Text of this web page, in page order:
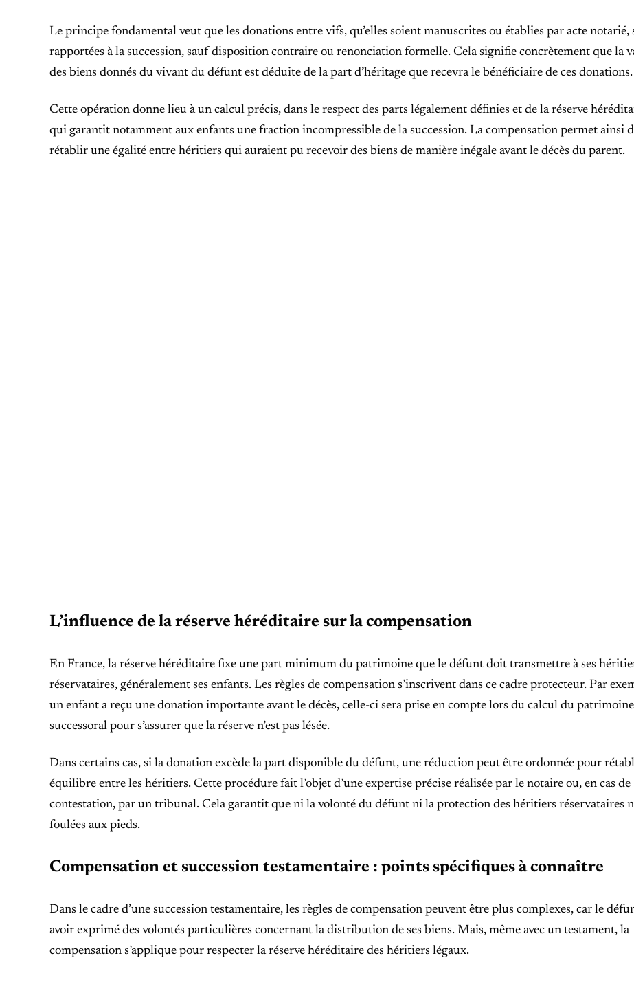
Le principe fondamental veut que les donations entre vifs, qu’elles soient manuscrites ou établies par acte notarié,
rapportées à la succession, sauf disposition contraire ou renonciation formelle. Cela signifie concrètement que la
des biens donnés du vivant du défunt est déduite de la part d’héritage que recevra le bénéficiaire de ces donations.
Cette opération donne lieu à un calcul précis, dans le respect des parts légalement définies et de la réserve
qui garantit notamment aux enfants une fraction incompressible de la succession. La compensation permet ainsi
rétablir une égalité entre héritiers qui auraient pu recevoir des biens de manière inégale avant le décès du parent.
L’influence de la réserve héréditaire sur la compensation
En France, la réserve héréditaire fixe une part minimum du patrimoine que le défunt doit transmettre à ses
réservataires, généralement ses enfants. Les règles de compensation s’inscrivent dans ce cadre protecteur. Par
un enfant a reçu une donation importante avant le décès, celle-ci sera prise en compte lors du calcul du patrimoine
successoral pour s’assurer que la réserve n’est pas lésée.
Dans certains cas, si la donation excède la part disponible du défunt, une réduction peut être ordonnée pour
équilibre entre les héritiers. Cette procédure fait l’objet d’une expertise précise réalisée par le notaire ou, en cas de
contestation, par un tribunal. Cela garantit que ni la volonté du défunt ni la protection des héritiers réservataires
foulées aux pieds.
Compensation et succession testamentaire : points spécifiques à connaître
Dans le cadre d’une succession testamentaire, les règles de compensation peuvent être plus complexes, car le
avoir exprimé des volontés particulières concernant la distribution de ses biens. Mais, même avec un testament, la
compensation s’applique pour respecter la réserve héréditaire des héritiers légaux.